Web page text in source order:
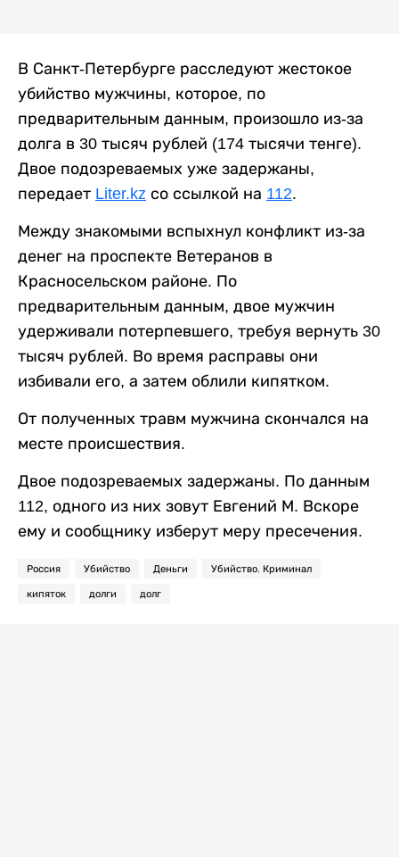
В Санкт-Петербурге расследуют жестокое
убийство мужчины, которое, по
предварительным данным, произошло из-за
долга в 30 тысяч рублей (174 тысячи тенге).
Двое подозреваемых уже задержаны,
передает Liter.kz со ссылкой на 112.
Между знакомыми вспыхнул конфликт из-за
денег на проспекте Ветеранов в
Красносельском районе. По
предварительным данным, двое мужчин
удерживали потерпевшего, требуя вернуть 30
тысяч рублей. Во время расправы они
избивали его, а затем облили кипятком.
От полученных травм мужчина скончался на
месте происшествия.
Двое подозреваемых задержаны. По данным
112, одного из них зовут Евгений М. Вскоре
ему и сообщнику изберут меру пресечения.
Россия Убийство Деньги Убийство. Криминал
кипяток долги долг